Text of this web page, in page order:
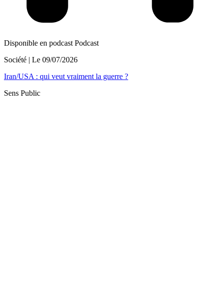
Disponible en podcast Podcast
Société | Le 09/07/2026
Iran/USA : qui veut vraiment la guerre ?
Sens Public